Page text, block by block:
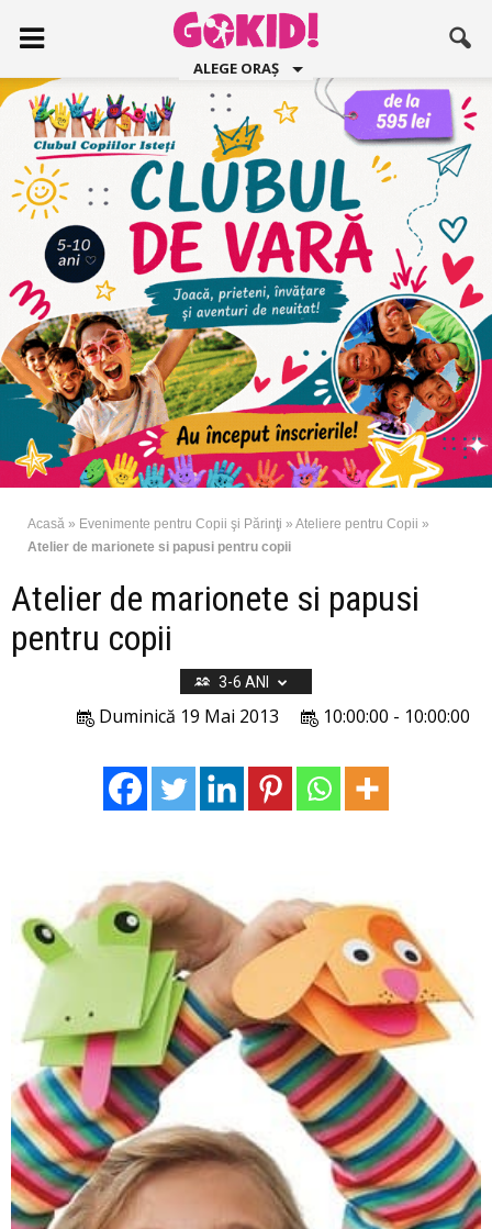
ALEGE ORAȘ
Acasă » Evenimente pentru Copii şi Părinţi » Ateliere pentru Copii »
Atelier de marionete si papusi pentru copii
Atelier de marionete si papusi
pentru copii
3-6 ANI
10:00:00 - 10:00:00
Duminică 19 Mai 2013